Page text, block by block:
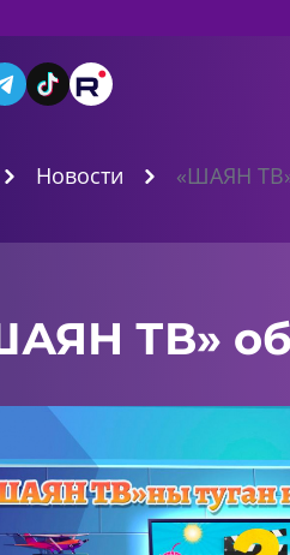
Новости «ШАЯН
ТВ»